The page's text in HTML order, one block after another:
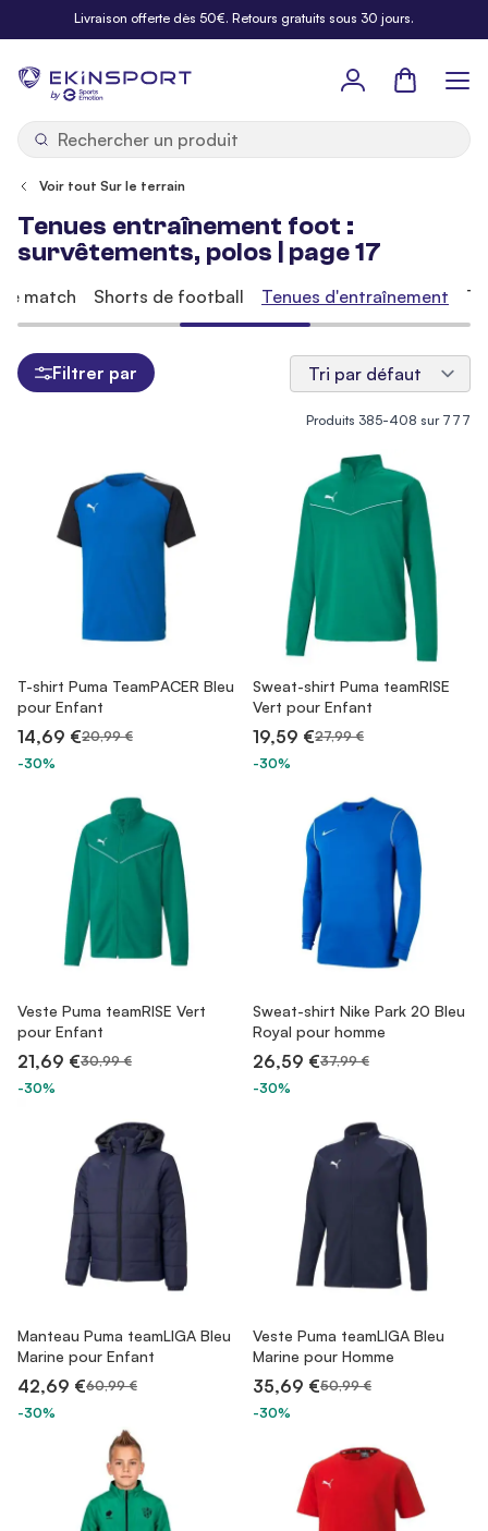
Allez au contenuLivraison offerte dès 50€. Retours gratuits sous 30 jours.
by
Panier
Voir tout Sur le terrain
Tenues entraînement foot :
survêtements, polos | page 17
Produits 385-408 sur 777
T-shirt Puma TeamPACER Bleu
pour Enfant
14,69 €20,99 €
-30%
Sweat-shirt Puma teamRISE
Vert pour Enfant
19,59 €27,99 €
-30%
Veste Puma teamRISE Vert
pour Enfant
21,69 €30,99 €
-30%
Sweat-shirt Nike Park 20 Bleu
Royal pour homme
26,59 €37,99 €
-30%
Manteau Puma teamLIGA Bleu
Marine pour Enfant
42,69 €60,99 €
-30%
Veste Puma teamLIGA Bleu
Marine pour Homme
35,69 €50,99 €
-30%
match Shorts de football Tenues d'entraînement
Filtrer par